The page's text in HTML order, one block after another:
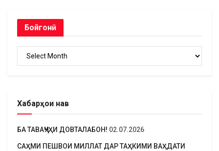
Бойгонӣ
Хабарҳои нав
БА ТАВАҶҶУҲИ ДОВТАЛАБОН! 02.07.2026
САҲМИ ПЕШВОИ МИЛЛАТ ДАР ТАҲКИМИ ВАҲДАТИ